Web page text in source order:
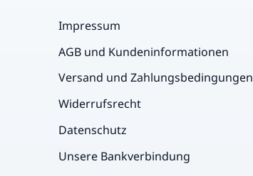
Impressum
AGB und Kundeninformationen
Versand und Zahlungsbedingungen
Widerrufsrecht
Datenschutz
Unsere Bankverbindung